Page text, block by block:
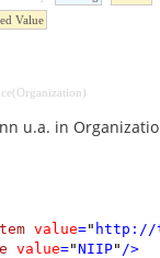
Value
( Organization)
u.a. in
value=" http://
value="NIIP" />